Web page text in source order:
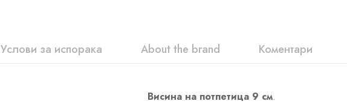
Услови за испорака About the brand Коментари
Висина на потпетица 9 см.